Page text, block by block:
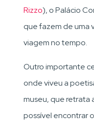
Rizzo), o Palácio
que fazem de uma
viagem no tempo.
Outro importante
onde viveu a
museu, que retrata
possível encontrar